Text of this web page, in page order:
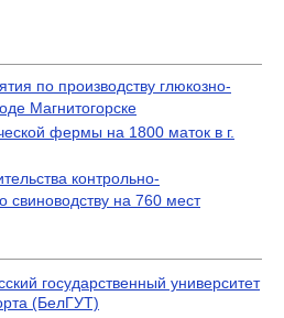
по производству глюкозно-
Магнитогорске
фермы на 1800 маток в г.
контрольно-
свиноводству на 760 мест
государственный университет
(БелГУТ)